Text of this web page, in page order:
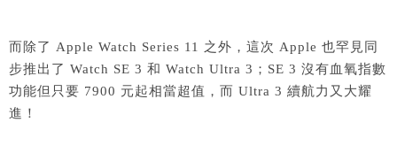
而除了 Apple Watch Series 11 之外，這次 Apple 也罕見同
步推出了 Watch SE 3 和 Watch Ultra 3；SE 3 沒有血氧指數
功能但只要 7900 元起相當超值，而 Ultra 3 續航力又大耀
進！